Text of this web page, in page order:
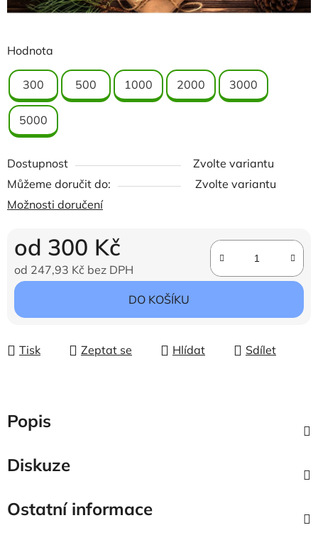
Hodnota
300 500 1000 2000 3000
5000
Dostupnost
Zvolte variantu
Můžeme doručit do:
Zvolte variantu
Možnosti doručení
od 300 Kč
od 247,93 Kč bez DPH
Měrná cena:
DO KOŠÍKU
Tisk Zeptat se Hlídat Sdílet
Popis
Diskuze
Ostatní informace